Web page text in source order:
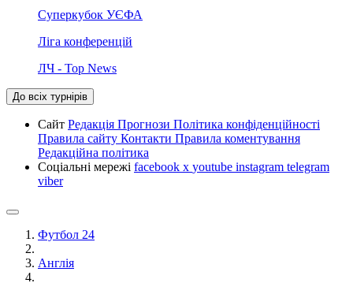
Суперкубок УЄФА
Ліга конференцій
ЛЧ - Top News
До всіх турнірів
Сайт Редакція Прогнози Політика конфіденційності
Правила сайту Контакти Правила коментування
Редакційна політика
Соціальні мережі facebook x youtube instagram telegram
viber
Футбол 24
Англія